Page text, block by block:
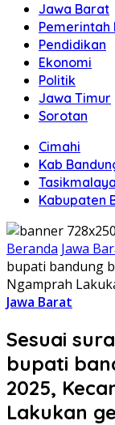
Jawa Barat
Pemerintah
Pendidikan
Ekonomi
Politik
Jawa Timur
Sorotan
Cimahi
Kab
Tasikmalaya
Kabupaten
Beranda Jawa
bupati bandung
Ngamprah
Jawa Barat
Sesuai
bupati
2025,
Lakukan